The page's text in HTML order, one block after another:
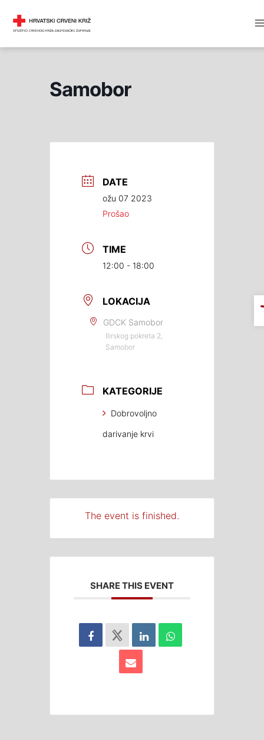
Samobor
DATE
ožu 07 2023
Prošao
TIME
12:00 - 18:00
LOKACIJA
GDCK Samobor
Ilirskog pokreta 2,
Samobor
KATEGORIJE
Dobrovoljno
darivanje krvi
The event is finished.
SHARE THIS EVENT